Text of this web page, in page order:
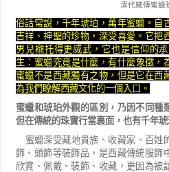
清代藏傳蜜蠟
俗話常說，千年琥珀，萬年蜜蠟。自
吉祥、神聖的珍物，深受喜愛。它把
男兒襯托得更威武，它也是信仰的
生：蜜蠟究竟是什麼，有什麼象徵，
蜜蠟不是西藏獨有之物，但是它在西
為我們瞭解西藏文化的一個入口。
蜜蠟和琥珀外觀的區別，乃因不同種
但在傳統的珠寶行當裏面，也有千年
蜜蠟深受藏地貴族、收藏家、百姓
飾、頭飾等裝飾品，是西藏傳統服飾
欣賞、佩戴、裝飾、收藏，更因為被